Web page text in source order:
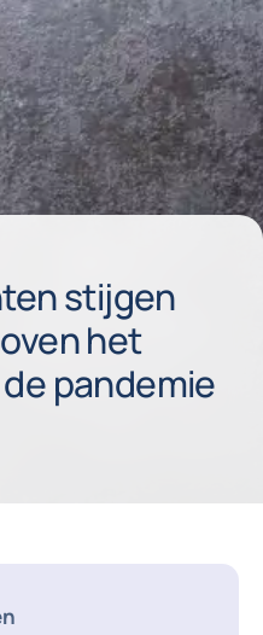
stijgen
het
pandemie